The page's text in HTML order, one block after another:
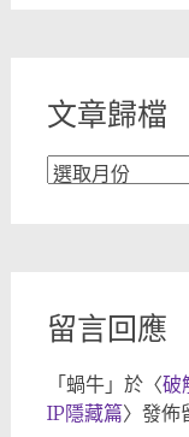
文章歸檔
文
留言回應
「蝸牛」於〈破
IP隱藏篇〉發佈